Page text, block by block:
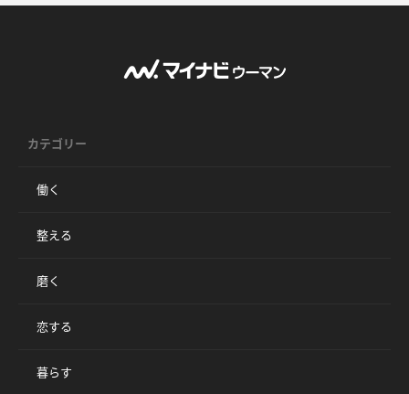
カテゴリー
働く
整える
磨く
恋する
暮らす